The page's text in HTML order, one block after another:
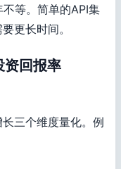
等。简单的API集
更长时间。
资回报率
三个维度量化。例